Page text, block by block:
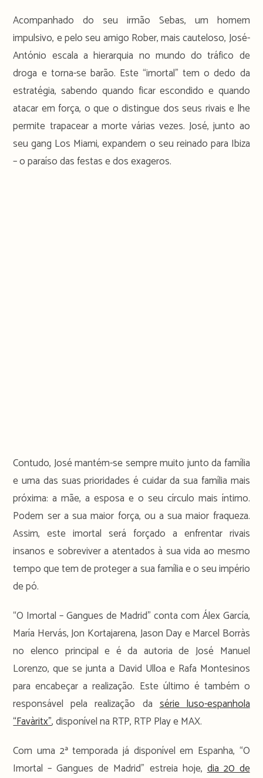
Acompanhado do seu irmão Sebas, um homem
impulsivo, e pelo seu amigo Rober, mais cauteloso, José-
António escala a hierarquia no mundo do tráfico de
droga e torna-se barão. Este “imortal” tem o dedo da
estratégia, sabendo quando ficar escondido e quando
atacar em força, o que o distingue dos seus rivais e lhe
permite trapacear a morte várias vezes. José, junto ao
seu gang Los Miami, expandem o seu reinado para Ibiza
– o paraíso das festas e dos exageros.
Contudo, José mantém-se sempre muito junto da família
e uma das suas prioridades é cuidar da sua família mais
próxima: a mãe, a esposa e o seu círculo mais íntimo.
Podem ser a sua maior força, ou a sua maior fraqueza.
Assim, este imortal será forçado a enfrentar rivais
insanos e sobreviver a atentados à sua vida ao mesmo
tempo que tem de proteger a sua família e o seu império
de pó.
“O Imortal – Gangues de Madrid” conta com Álex García,
María Hervás, Jon Kortajarena, Jason Day e Marcel Borràs
no elenco principal e é da autoria de José Manuel
Lorenzo, que se junta a David Ulloa e Rafa Montesinos
para encabeçar a realização. Este último é também o
responsável pela realização dasérie luso-espanhola
“Favàritx”, disponível na RTP, RTP Play e MAX.
Com uma 2ª temporada já disponível em Espanha, “O
Imortal – Gangues de Madrid” estreia hoje,dia 20 de